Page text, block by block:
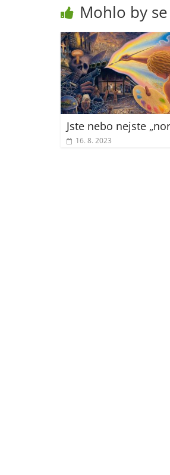
Mohlo by
Jste nebo nejste
16. 8. 2023